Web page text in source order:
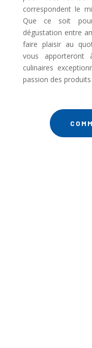
correspondent le
Que ce soit
dégustation entre
faire plaisir au
vous apporteront
culinaires
passion des